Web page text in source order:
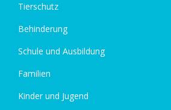
Tierschutz
Behinderung
Schule und Ausbildung
Familien
Kinder und Jugend